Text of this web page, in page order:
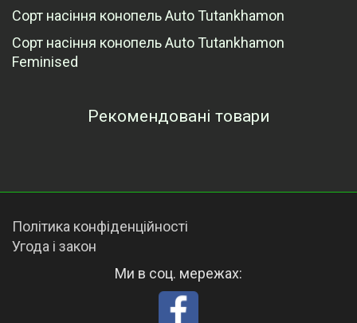
Сорт насіння конопель Auto Tutankhamon
Сорт насіння конопель Auto Tutankhamon
Feminised
Рекомендовані товари
Політика конфіденційності
Угода і закон
Ми в соц. мережах: